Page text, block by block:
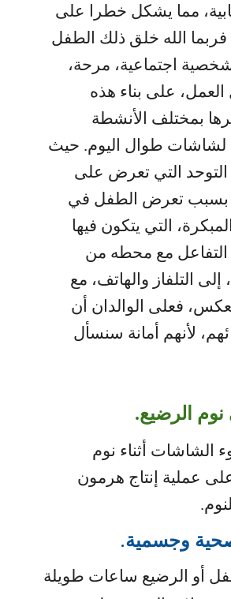
مما يشكل خطرا على
الله خلق ذلك الطفل
اجتماعية، مرحة،
العمل، على بناء هذه
بمختلف الأنشطة
لشاشات طوال اليوم. حيث
التي تعرض على
بسبب تعرض الطفل في
التي يتكون فيها
التفاعل مع محطه من
إلى التلفاز والهاتف، مع
فعلى الوالدان أن
لأنهم أمانة سنسأل
الرضيع.
الشاشات أثناء نوم
عملية إنتاج هرمون
وجسمية.
أو الرضيع ساعات طويلة